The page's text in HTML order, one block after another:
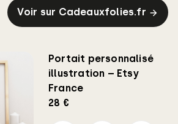
Voir sur Cadeauxfolies.fr
Portait personnalisé
illustration – Etsy
France
28 €